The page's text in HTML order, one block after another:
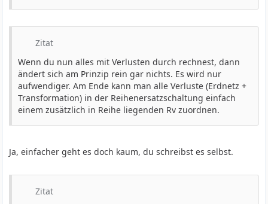
Zitat
Wenn du nun alles mit Verlusten durch rechnest, dann
ändert sich am Prinzip rein gar nichts. Es wird nur
aufwendiger. Am Ende kann man alle Verluste (Erdnetz +
Transformation) in der Reihenersatzschaltung einfach
einem zusätzlich in Reihe liegenden Rv zuordnen.
Ja, einfacher geht es doch kaum, du schreibst es selbst.
Zitat